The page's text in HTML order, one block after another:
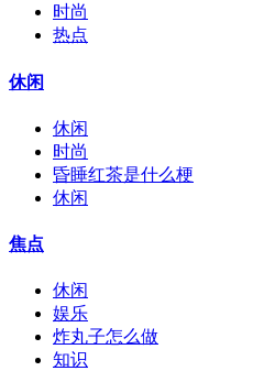
时尚
热点
休闲
休闲
时尚
昏睡红茶是什么梗
休闲
焦点
休闲
娱乐
炸丸子怎么做
知识